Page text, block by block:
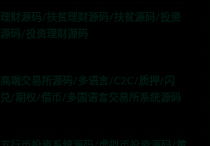
理财源码/扶贫理财源码/扶贫源码/投资
源码/投资理财源码
高端交易所源码/多语言/C2C/质押/闪
兑/期权/借币/多国语言交易所系统源码